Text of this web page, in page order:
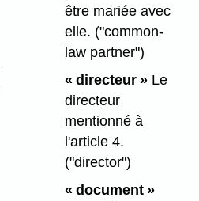
être mariée avec
elle. ("common-
law partner")
« directeur »Le
directeur
mentionné à
l'article 4.
("director")
« document »